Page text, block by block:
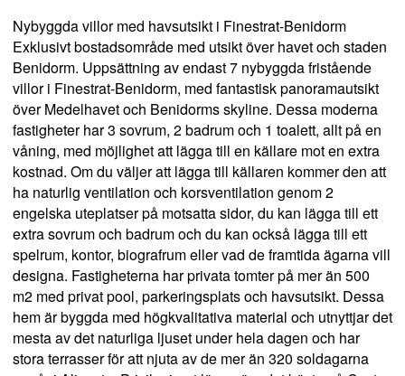
Nybyggda villor med havsutsikt i Finestrat-Benidorm
Exklusivt bostadsområde med utsikt över havet och staden
Benidorm. Uppsättning av endast 7 nybyggda fristående
villor i Finestrat-Benidorm, med fantastisk panoramautsikt
över Medelhavet och Benidorms skyline. Dessa moderna
fastigheter har 3 sovrum, 2 badrum och 1 toalett, allt på en
våning, med möjlighet att lägga till en källare mot en extra
kostnad. Om du väljer att lägga till källaren kommer den att
ha naturlig ventilation och korsventilation genom 2
engelska uteplatser på motsatta sidor, du kan lägga till ett
extra sovrum och badrum och du kan också lägga till ett
spelrum, kontor, biografrum eller vad de framtida ägarna vill
designa. Fastigheterna har privata tomter på mer än 500
m2 med privat pool, parkeringsplats och havsutsikt. Dessa
hem är byggda med högkvalitativa material och utnyttjar det
mesta av det naturliga ljuset under hela dagen och har
stora terrasser för att njuta av de mer än 320 soldagarna